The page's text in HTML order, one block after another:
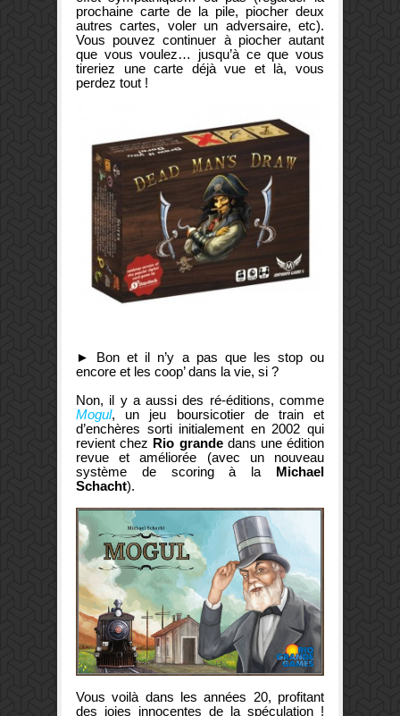
prochaine carte de la pile, piocher deux
autres cartes, voler un adversaire, etc).
Vous pouvez continuer à piocher autant
que vous voulez… jusqu’à ce que vous
tireriez une carte déjà vue et là, vous
perdez tout !
► Bon et il n’y a pas que les stop ou
encore et les coop’ dans la vie, si ?
Non, il y a aussi des ré-éditions, comme
Mogul, un jeu boursicotier de train et
d’enchères sorti initialement en 2002 qui
revient chez Rio grande dans une édition
revue et améliorée (avec un nouveau
système de scoring à la Michael
Schacht).
Vous voilà dans les années 20, profitant
des joies innocentes de la spéculation !